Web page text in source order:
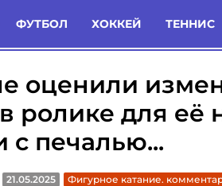
ФУТБОЛ ХОККЕЙ ТЕННИС
России: Статьи Комменты
оценили
ролике для её
с печалью...
21.05.2025 Фигурное катание.